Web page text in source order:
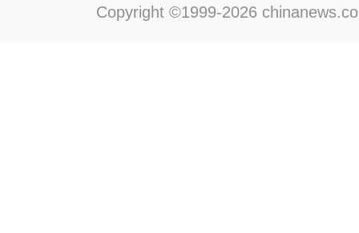
Copyright ©1999-2026